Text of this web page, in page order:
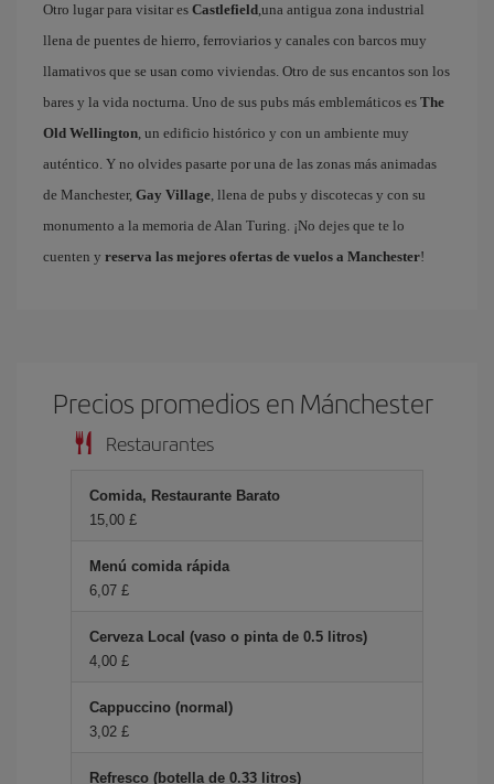
Otro lugar para visitar es Castlefield,una antigua zona industrial
llena de puentes de hierro, ferroviarios y canales con barcos muy
llamativos que se usan como viviendas. Otro de sus encantos son los
bares y la vida nocturna. Uno de sus pubs más emblemáticos es The
Old Wellington, un edificio histórico y con un ambiente muy
auténtico. Y no olvides pasarte por una de las zonas más animadas
de Manchester, Gay Village, llena de pubs y discotecas y con su
monumento a la memoria de Alan Turing. ¡No dejes que te lo
cuenten y reserva las mejores ofertas de vuelos a Manchester!
Precios promedios en Mánchester
Restaurantes
Comida, Restaurante Barato
15,00 £
Menú comida rápida
6,07 £
Cerveza Local (vaso o pinta de 0.5 litros)
4,00 £
Cappuccino (normal)
3,02 £
Refresco (botella de 0.33 litros)